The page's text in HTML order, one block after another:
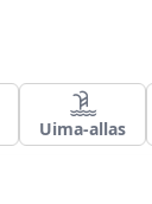
Uima-allas